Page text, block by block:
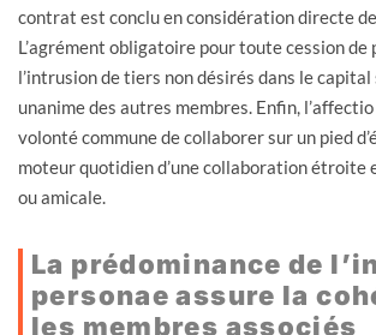
contrat est conclu en considération directe
L’agrément obligatoire pour toute cession de
l’intrusion de tiers non désirés dans le capital
unanime des autres membres. Enfin,
volonté commune de collaborer sur un pied
moteur quotidien d’une collaboration étroite
ou amicale.
La prédominance de
personae assure la
les membres associés